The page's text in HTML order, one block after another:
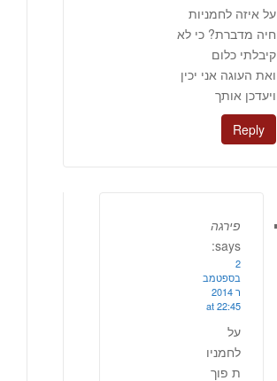
על איזה לחמניות
חיה מדברת? כי לא
קיבלתי כלום
ואת העוגה אני יכין
ויעדכן אותך
Reply
פירגה
says:
2
בספטמב
ר 2014
at 22:45
על
לחמניו
ת פוך